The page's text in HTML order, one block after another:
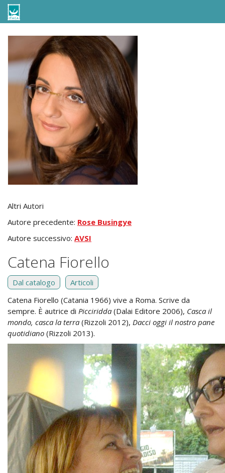
Altri Autori
Autore precedente: Rose Busingye
Autore successivo: AVSI
Catena Fiorello
Dal catalogo
Articoli
Catena Fiorello (Catania 1966) vive a Roma. Scrive da
sempre. È autrice di Picciridda (Dalai Editore 2006), Casca il
mondo, casca la terra (Rizzoli 2012), Dacci oggi il nostro pane
quotidiano (Rizzoli 2013).